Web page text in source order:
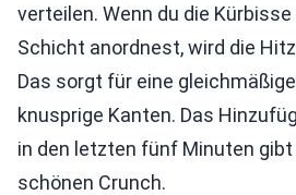
verteilen. Wenn du die
Schicht anordnest, wird die
Das sorgt für eine
knusprige Kanten. Das
in den letzten fünf Minuten
schönen Crunch.